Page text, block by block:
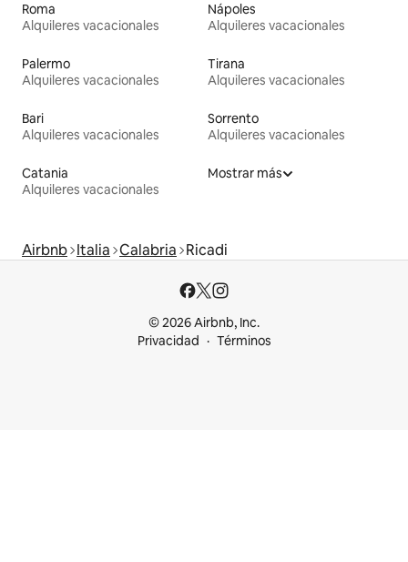
Roma
Alquileres vacacionales
Nápoles
Alquileres vacacionales
Palermo
Alquileres vacacionales
Tirana
Alquileres vacacionales
Bari
Alquileres vacacionales
Sorrento
Alquileres vacacionales
Catania
Alquileres vacacionales
Mostrar más
Airbnb Italia Calabria Ricadi
© 2026 Airbnb, Inc.
Privacidad
Términos